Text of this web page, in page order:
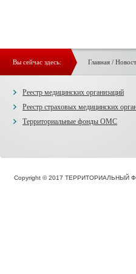
Вы сейчас здесь: Главная/
Реестр медицинских организаций
Реестр страховых медицинских
Территориальные фонды ОМС
Copyright © 2017